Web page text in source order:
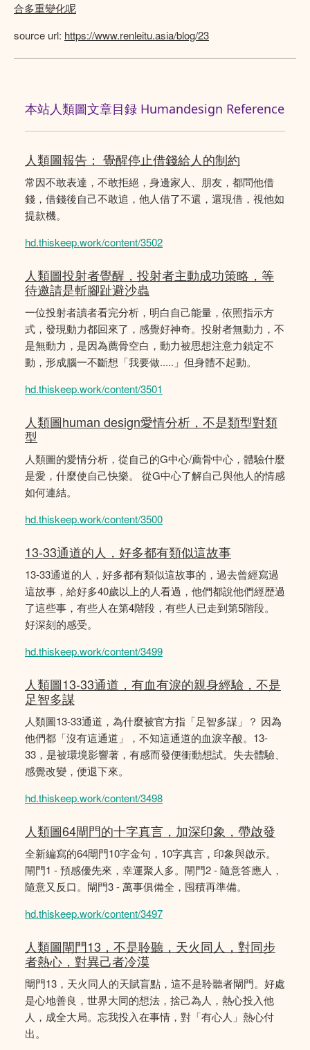
合多重變化呢
source url: https://www.renleitu.asia/blog/23
本站人類圖文章目録 Humandesign Reference
人類圖報告： 覺醒停止借錢給人的制約
常因不敢表達，不敢拒絕，身邊家人、朋友，都問他借
錢，借錢後自己不敢追，他人借了不還，還現借，視他如
提款機。
hd.thiskeep.work/content/3502
人類圖投射者覺醒，投射者主動成功策略，等
待邀請是斬腳趾避沙蟲
一位投射者讀者看完分析，明白自己能量，依照指示方
式，發現動力都回來了，感覺好神奇。投射者無動力，不
是無動力，是因為薦骨空白，動力被思想注意力鎖定不
動，形成腦一不斷想「我要做.....」但身體不起動。
hd.thiskeep.work/content/3501
人類圖human design愛情分析，不是類型對類
型
人類圖的愛情分析，從自己的G中心/薦骨中心，體驗什麼
是愛，什麼使自己快樂。 從G中心了解自己與他人的情感
如何連結。
hd.thiskeep.work/content/3500
13-33通道的人，好多都有類似這故事
13-33通道的人，好多都有類似這故事的，過去曾經寫過
這故事，給好多40歲以上的人看過，他們都說他們經歴過
了這些事，有些人在第4階段，有些人已走到第5階段。
好深刻的感受。
hd.thiskeep.work/content/3499
人類圖13-33通道，有血有淚的親身經驗，不是
足智多謀
人類圖13-33通道，為什麼被官方指「足智多謀」？ 因為
他們都「沒有這通道」，不知這通道的血淚辛酸。13-
33，是被環境影響著，有感而發便衝動想試。失去體驗、
感覺改變，便退下來。
hd.thiskeep.work/content/3498
人類圖64閘門的十字真言，加深印象，帶啟發
全新編寫的64閘門10字金句，10字真言，印象與啟示。
閘門1 - 預感優先來，幸運聚人多。閘門2 - 隨意答應人，
隨意又反口。閘門3 - 萬事俱備全，囤積再準備。
hd.thiskeep.work/content/3497
人類圖閘門13，不是聆聽，天火同人，對同步
者熱心，對異己者冷漠
閘門13，天火同人的天賦盲點，這不是聆聽者閘門。好處
是心地善良，世界大同的想法，捨己為人，熱心投入他
人，成全大局。忘我投入在事情，對「有心人」熱心付
出。